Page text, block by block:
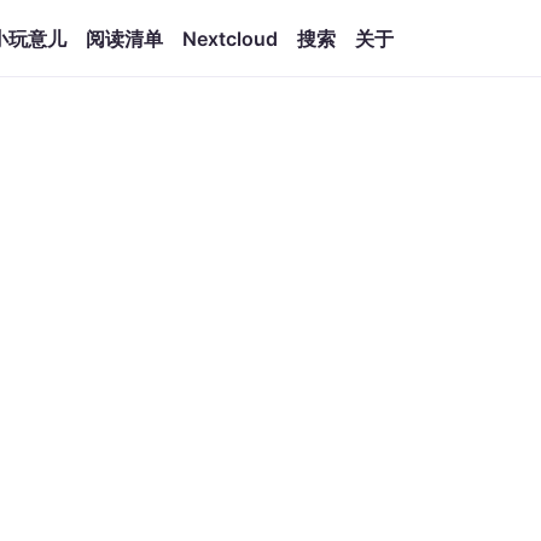
玩意儿 阅读清单 Nextcloud 搜索 关于